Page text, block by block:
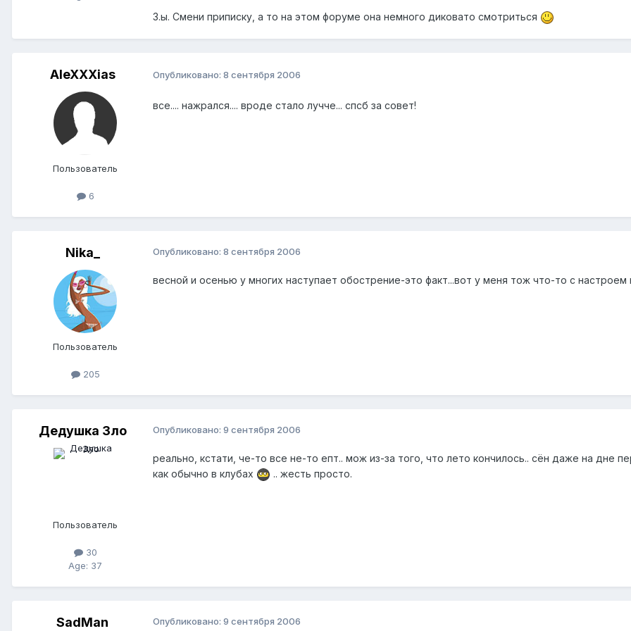
З.ы. Смени приписку, а то на этом форуме она немного диковато смотриться
AleXXXias
Пользователь
6
Опубликовано: 8 сентября 2006
все.... нажрался.... вроде стало лучче... спсб за совет!
Nika_
Пользователь
205
Опубликовано: 8 сентября 2006
весной и осенью у многих наступает обострение-это факт...вот у меня тож что-то с настроем
Дедушка Зло
Пользователь
30
Age: 37
Опубликовано: 9 сентября 2006
реально, кстати, че-то все не-то епт.. мож из-за того, что лето кончилось.. сён даже на дне
как обычно в клубах
.. жесть просто.
SadMan Опубликовано: 9 сентября 2006